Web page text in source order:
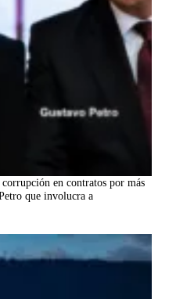
en contratos por más
que involucra a